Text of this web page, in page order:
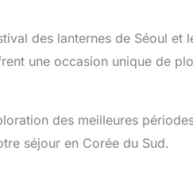
des lanternes de Séoul et
une occasion unique de
des meilleures
séjour en Corée du Sud.